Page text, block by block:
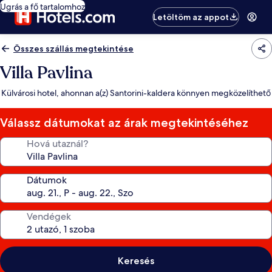
Ugrás a fő tartalomhoz
Letöltöm az appot
Összes szállás megtekintése
Villa Pavlina
Külvárosi hotel, ahonnan a(z) Santorini-kaldera könnyen megközelíthető
Válassz dátumokat az árak megtekintéséhez
Hová utaznál?
Dátumok
Vendégek
Keresés